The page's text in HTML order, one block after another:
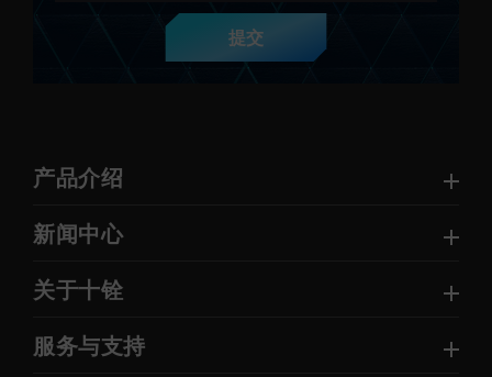
提交
产品介绍
新闻中心
关于十铨
服务与支持